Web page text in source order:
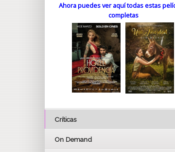
Ahora puedes ver aquí todas estas
completas
Críticas
On Demand